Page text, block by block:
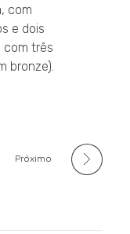
com
e dois
com três
bronze).
Próximo